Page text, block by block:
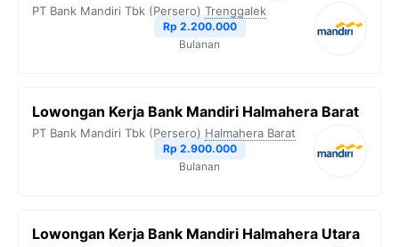
PT Bank Mandiri Tbk (Persero) Trenggalek
Rp 2.200.000
Bulanan
Lowongan Kerja Bank Mandiri Halmahera Barat
PT Bank Mandiri Tbk (Persero) Halmahera Barat
Rp 2.900.000
Bulanan
Lowongan Kerja Bank Mandiri Halmahera Utara